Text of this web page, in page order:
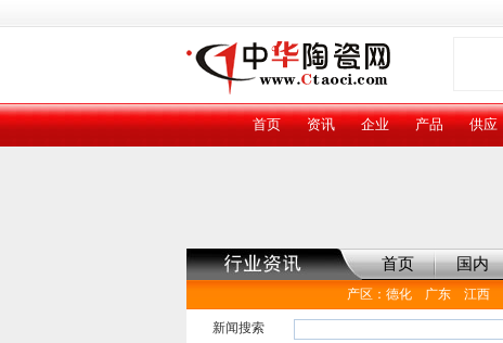
首页 资讯 企业 产品 供应
首页 国内
产区 ： 德化 广东 江西
新闻搜索